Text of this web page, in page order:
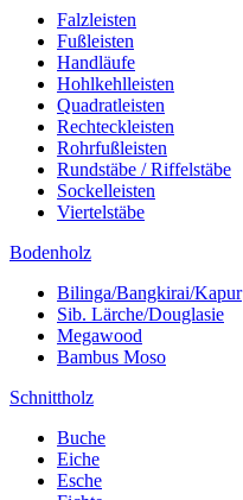
Falzleisten
Fußleisten
Handläufe
Hohlkehlleisten
Quadratleisten
Rechteckleisten
Rohrfußleisten
Rundstäbe / Riffelstäbe
Sockelleisten
Viertelstäbe
Bodenholz
Bilinga/Bangkirai/Kapur
Sib. Lärche/Douglasie
Megawood
Bambus Moso
Schnittholz
Buche
Eiche
Esche